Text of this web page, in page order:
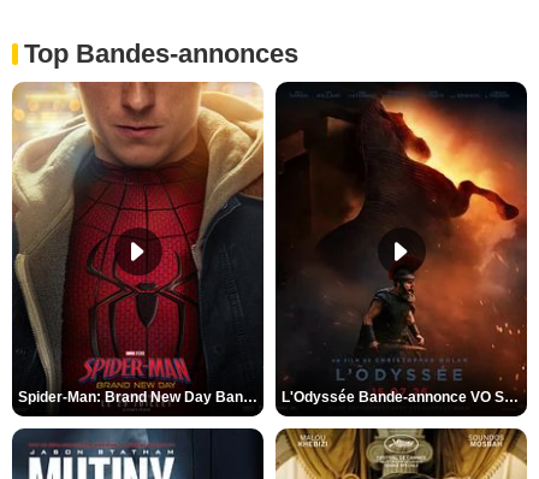
Top Bandes-annonces
Spider-Man: Brand New Day Bande-annonce VO STFR L'Odyssée Bande-annonce VO STFR